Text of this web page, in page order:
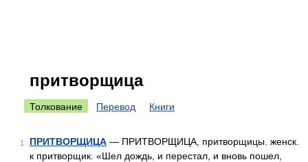
притворщица
Толкование Перевод Книги
1 ПРИТВОРЩИЦА — ПРИТВОРЩИЦА, притворщицы. женск.
к притворщик. «Шел дождь, и перестал, и вновь пошел,